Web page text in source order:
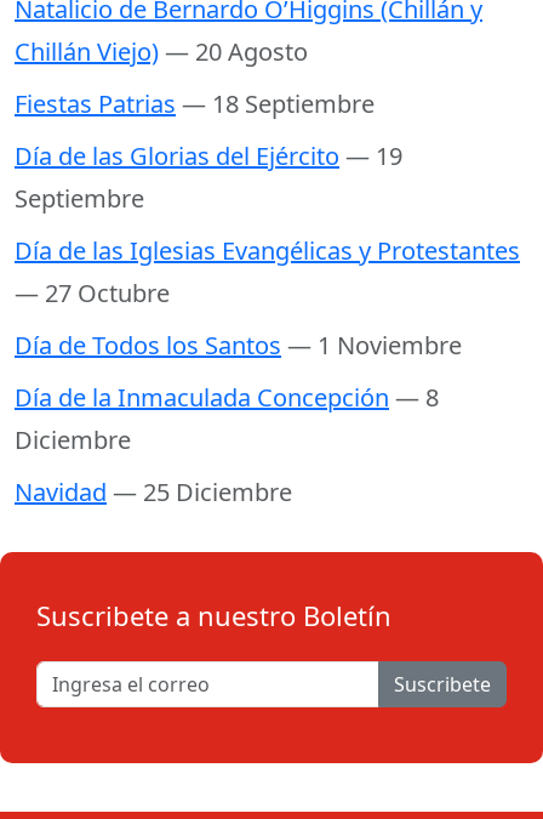
Natalicio de Bernardo O’Higgins (Chillán y
Chillán Viejo)— 20 Agosto
Fiestas Patrias — 18 Septiembre
Día de las Glorias del Ejército — 19
Septiembre
Día de las Iglesias Evangélicas y Protestantes
— 27 Octubre
Día de Todos los Santos — 1 Noviembre
Día de la Inmaculada Concepción — 8
Diciembre
Navidad — 25 Diciembre
Suscribete a nuestro Boletín
Suscribete